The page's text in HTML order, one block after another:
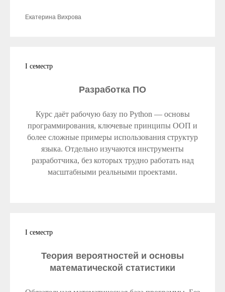
Екатерина Вихрова
I семестр
Разработка ПО
Курс даёт рабочую базу по Python — основы
программирования, ключевые принципы ООП и
более сложные примеры использования структур
языка. Отдельно изучаются инструменты
разработчика, без которых трудно работать над
масштабными реальными проектами.
I семестр
Теория вероятностей и основы
математической статистики